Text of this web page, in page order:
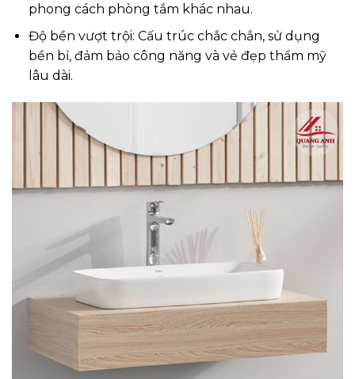
phong cách phòng tắm khác nhau.
Độ bền vượt trội: Cấu trúc chắc chắn, sử dụng
bền bỉ, đảm bảo công năng và vẻ đẹp thẩm mỹ
lâu dài.